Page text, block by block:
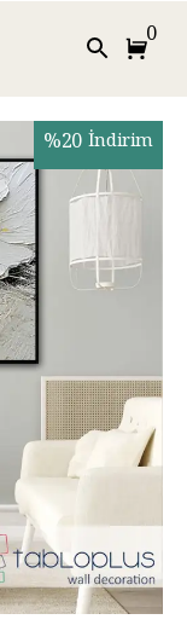
0
%20 İndirim